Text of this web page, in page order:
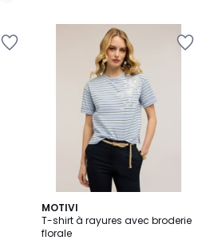
MOTIVI
T-shirt à rayures avec broderie
florale